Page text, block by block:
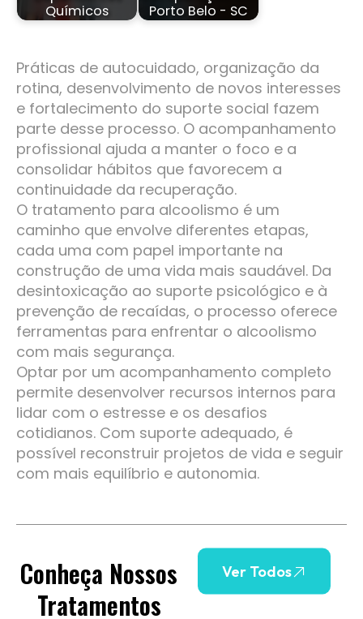
Químicos
Porto Belo - SC
Práticas de autocuidado, organização da
rotina, desenvolvimento de novos interesses
e fortalecimento do suporte social fazem
parte desse processo. O acompanhamento
profissional ajuda a manter o foco e a
consolidar hábitos que favorecem a
continuidade da recuperação.
O tratamento para alcoolismo é um
caminho que envolve diferentes etapas,
cada uma com papel importante na
construção de uma vida mais saudável. Da
desintoxicação ao suporte psicológico e à
prevenção de recaídas, o processo oferece
ferramentas para enfrentar o alcoolismo
com mais segurança.
Optar por um acompanhamento completo
permite desenvolver recursos internos para
lidar com o estresse e os desafios
cotidianos. Com suporte adequado, é
possível reconstruir projetos de vida e seguir
com mais equilíbrio e autonomia.
Conheça Nossos
Tratamentos
Ver Todos